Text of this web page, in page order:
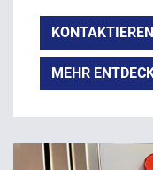
KONTAKTIEREN
MEHR